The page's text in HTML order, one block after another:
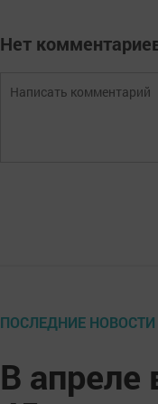
Нет
ПОСЛЕДНИЕ НОВОСТИ
В апреле